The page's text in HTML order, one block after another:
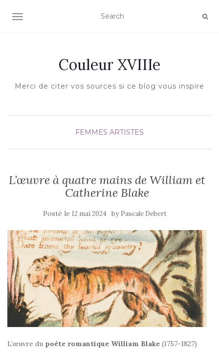
AFFICHER/MASQUER LA NAVIGATION
Couleur XVIIIe
Merci de citer vos sources si ce blog vous inspire
FEMMES ARTISTES
L’œuvre à quatre mains de William et
Catherine Blake
Posté le 12 mai 2024 by Pascale Debert
L’œuvre du poète romantique William Blake (1757-1827)